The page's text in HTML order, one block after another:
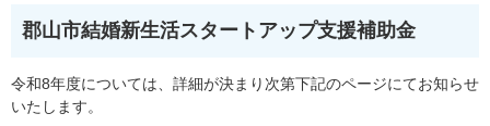
郡山市結婚新生活スタートアップ支援補助金
令和8年度については、詳細が決まり次第下記のページにてお知らせ
いたします。